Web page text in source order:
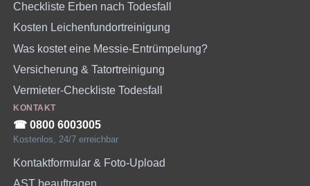
Checkliste Erben nach Todesfall
Kosten Leichenfundortreinigung
Was kostet eine Messie-Entrümpelung?
Versicherung & Tatortreinigung
Vermieter-Checkliste Todesfall
KONTAKT
☎︎ 0800 6003005
Kostenlos, 24/7 erreichbar
Kontaktformular & Foto-Upload
AST beauftragen